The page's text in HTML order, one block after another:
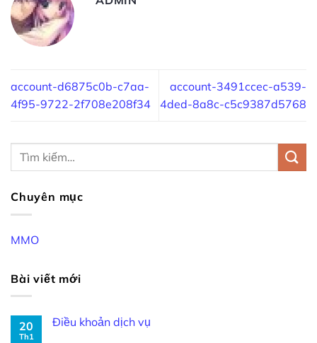
account-d6875c0b-c7aa-
4f95-9722-2f708e208f34
account-3491ccec-a539-
4ded-8a8c-c5c9387d5768
Chuyên mục
MMO
Bài viết mới
20
Th1
Điều khoản dịch vụ